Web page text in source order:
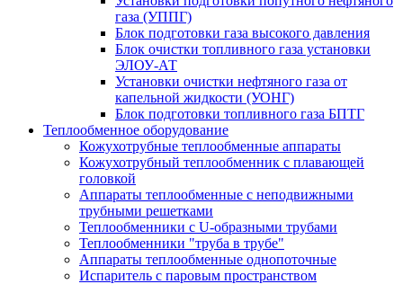
газа (УППГ)
Блок подготовки газа высокого давления
Блок очистки топливного газа установки
ЭЛОУ-АТ
Установки очистки нефтяного газа от
капельной жидкости (УОНГ)
Блок подготовки топливного газа БПТГ
Теплообменное оборудование
Кожухотрубные теплообменные аппараты
Кожухотрубный теплообменник с плавающей
головкой
Аппараты теплообменные с неподвижными
трубными решетками
Теплообменники с U-образными трубами
Теплообменники "труба в трубе"
Аппараты теплообменные однопоточные
Испаритель с паровым пространством